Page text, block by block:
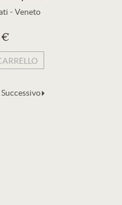
-Veneto
€
Successivo